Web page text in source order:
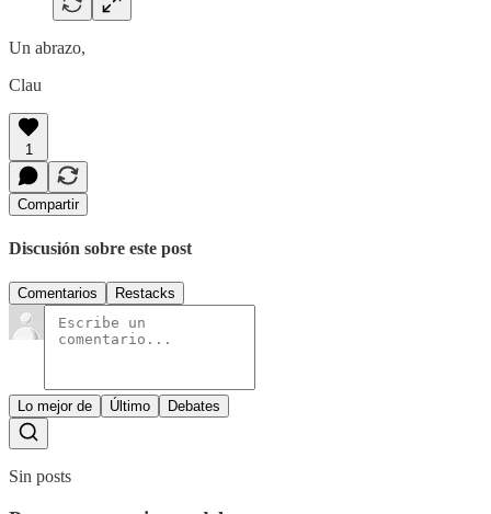
Un abrazo,
Clau
1
Compartir
Discusión sobre este post
Comentarios Restacks
Lo mejor de Último Debates
Sin posts